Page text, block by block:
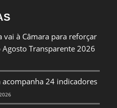
à Câmara para reforçar
Transparente 2026
acompanha 24 indicadores